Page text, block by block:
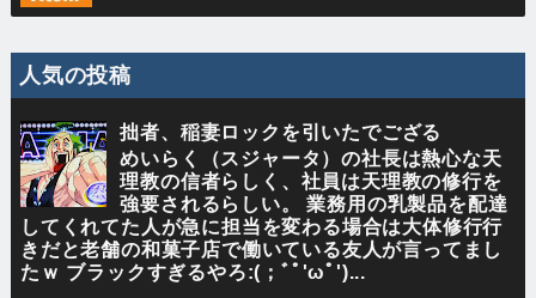
人気の投稿
拙者、稲妻ロックを引いたでござる
めいらく（スジャータ）の社長は熱心な天
理教の信者らしく、社員は天理教の修行を
強要されるらしい。 業務用の乳製品を配達
してくれてた人が急に担当を変わる場合は大体修行行
きだと老舗の和菓子店で働いている友人が言ってまし
たｗ ブラックすぎるやろ:(；ﾞﾟ'ωﾟ')...